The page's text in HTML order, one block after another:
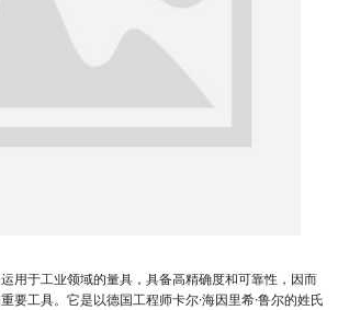
用于工业领域的量具，具备高精确度和可靠性，因而
要工具。它是以德国工程师卡尔·海因里希·鲁尔的姓氏